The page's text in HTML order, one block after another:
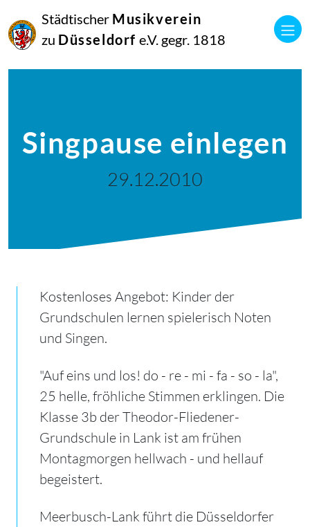
Städtischer Musikverein
zu Düsseldorf e.V. gegr. 1818
Singpause einlegen
29.12.2010
Kostenloses Angebot: Kinder der
Grundschulen lernen spielerisch Noten
und Singen.
"Auf eins und los! do - re - mi - fa - so - la",
25 helle, fröhliche Stimmen erklingen. Die
Klasse 3b der Theodor-Fliedener-
Grundschule in Lank ist am frühen
Montagmorgen hellwach - und hellauf
begeistert.
Meerbusch-Lank führt die Düsseldorfer